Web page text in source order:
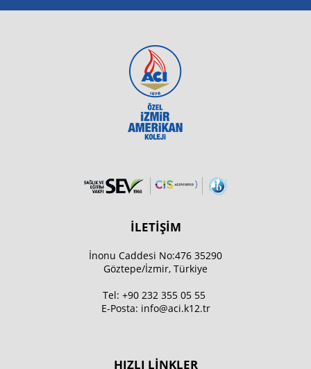
İLETİŞİM
İnonu Caddesi No:476 35290
Göztepe/İzmir, Türkiye
Tel: +90 232 355 05 55
E-Posta: info@aci.k12.tr
HIZLI LİNKLER